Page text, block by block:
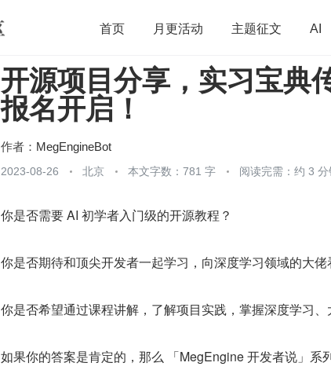
首页 月更活动 主题征文 AI
开源 架构 OpenHarmony 算法 学习
团队管理 程序员
开源项目分享，实习宝典
报名开启！
作者： MegEngineBot
2023-08-26 北京 本文字数：781 字 阅读完需：约 3 分
你是否需要 AI 初学者入门级的开源教程？
你是否期待和顶尖开发者一起学习，向深度学习领域的大佬
你是否希望通过课程讲解，了解项目实践，掌握深度学习
如果你的答案是肯定的，那么 「MegEngine 开发者说」系